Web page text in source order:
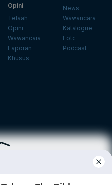
Opini
Telaah
Opini
Wawancara
Laporan
Khusus
News
Wawancara
Katalogue
Foto
Podcast